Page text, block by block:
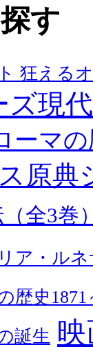
す
狂える
ズ現
ーマ
原典
全3巻
ア・ル
歴史1871
誕生